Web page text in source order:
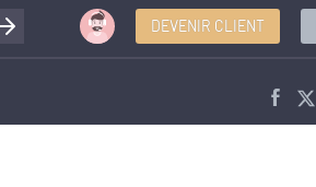
DEVENIR CLIENT